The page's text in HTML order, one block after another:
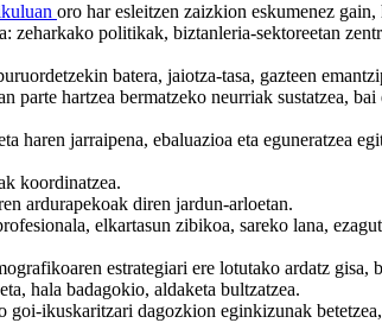
oro har esleitzen zaizkion eskumenez
politikak, biztanleria-sektoreetan
batera, jaiotza-tasa, gazteen
parte hartzea bermatzeko neurriak sustatzea,
haren jarraipena, ebaluazioa eta eguneratzea
koordinatzea.
ardurapekoak diren jardun-arloetan.
elkartasun zibikoa, sareko lana,
estrategiari ere lotutako ardatz
hala badagokio, aldaketa bultzatzea.
ikuskaritzari dagozkion eginkizunak